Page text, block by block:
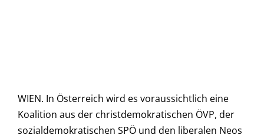
WIEN. In Österreich wird es voraussichtlich eine
Koalition aus der christdemokratischen ÖVP, der
sozialdemokratischen SPÖ und den liberalen Neos